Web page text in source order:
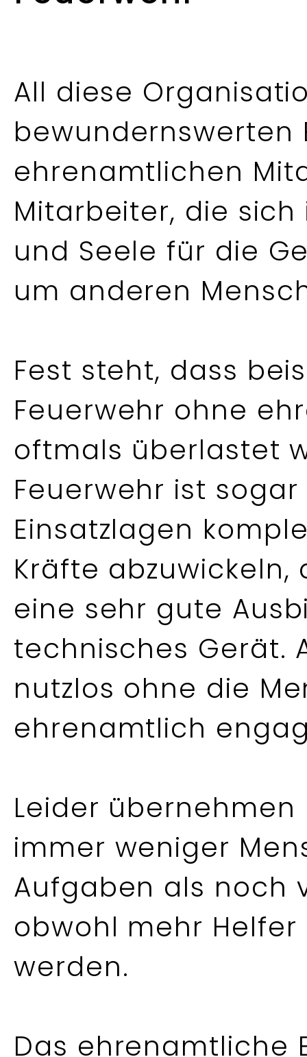
All diese
bewundernswerten
ehrenamtlichen
Mitarbeiter, die sich
und Seele für die
um anderen
Fest steht, dass
Feuerwehr ohne
oftmals überlastet
Feuerwehr ist
Einsatzlagen
Kräfte
eine sehr gute
technisches Gerät.
nutzlos ohne die
ehrenamtlich
Leider
immer weniger
Aufgaben als noch
obwohl mehr
werden.
Das ehrenamtliche